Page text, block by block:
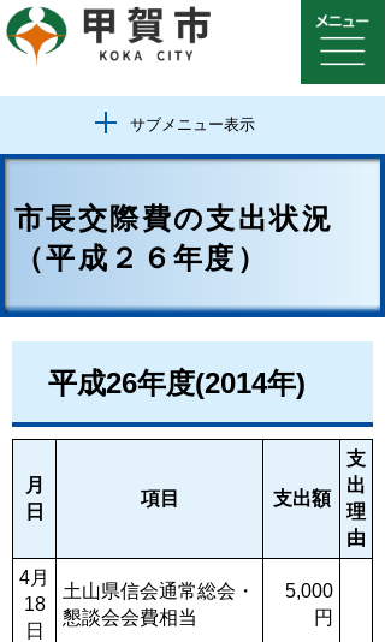
サブメニュー表示
市長交際費の支出状況
（平成２６年度）
平成26年度(2014年)
月
日
項目 支出額
支
出
理
由
4月
18
日
土山県信会通常総会・
懇談会会費相当
5,000
円